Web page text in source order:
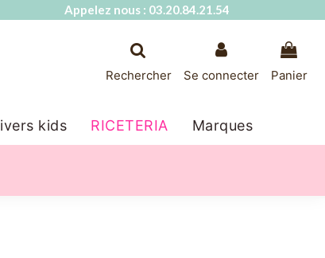
Appelez nous : 03.20.84.21.54
Rechercher Se connecter Panier
kids RICETERIA Marques